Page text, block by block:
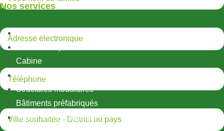
Nos services
Structures métalliques légères
Cabine
Conteneur
Structures modulaires
Bâtiments préfabriqués
Maisons préfabriquées